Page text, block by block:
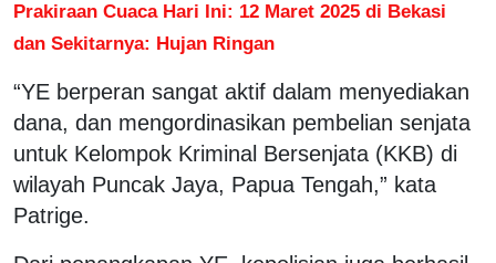
Prakiraan Cuaca Hari Ini: 12 Maret 2025 di Bekasi
dan Sekitarnya: Hujan Ringan
“YE berperan sangat aktif dalam menyediakan
dana, dan mengordinasikan pembelian senjata
untuk Kelompok Kriminal Bersenjata (KKB) di
wilayah Puncak Jaya, Papua Tengah,” kata
Patrige.